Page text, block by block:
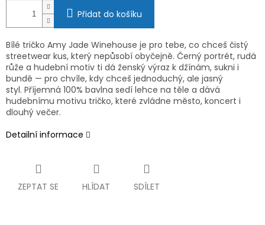
Přidat do košíku
Bílé tričko Amy Jade Winehouse je pro tebe, co chceš čistý
streetwear kus, který nepůsobí obyčejně. Černý portrét, rudá
růže a hudební motiv ti dá ženský výraz k džínám, sukni i
bundě — pro chvíle, kdy chceš jednoduchý, ale jasný
styl. Příjemná 100% bavlna sedí lehce na těle a dává
hudebnímu motivu tričko, které zvládne město, koncert i
dlouhý večer.
Detailní informace
ZEPTAT SE HLÍDAT SDÍLET